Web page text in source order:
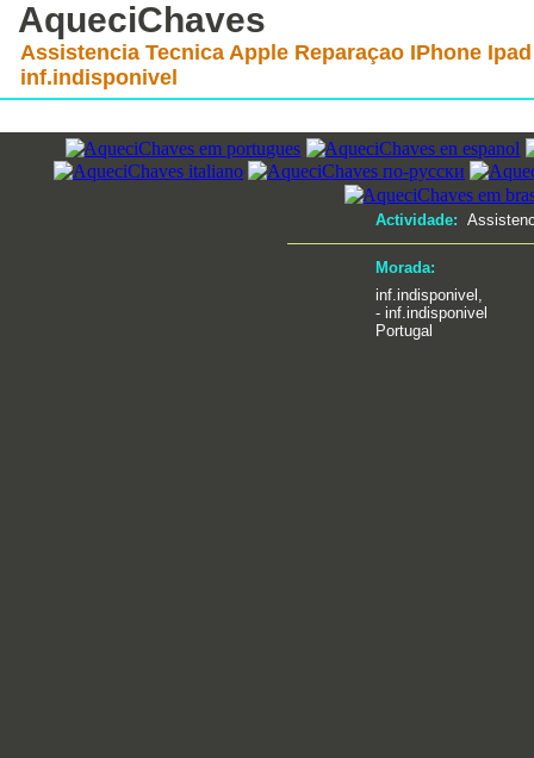
AqueciChaves
Assistencia Tecnica Apple Reparaçao IPhone Ipad
inf.indisponivel
Actividade:
Morada:
inf.indisponivel,
- inf.indisponivel
Portugal